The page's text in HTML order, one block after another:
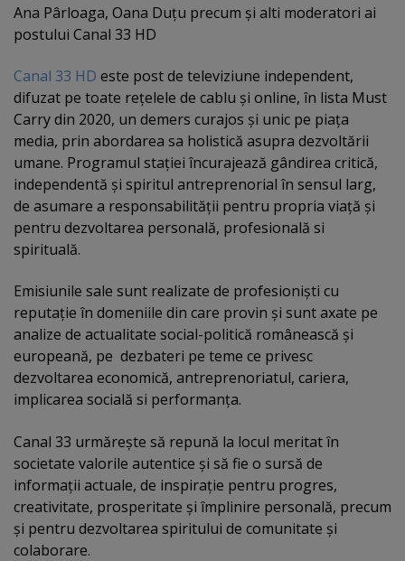
Ana Pârloaga, Oana Duţu precum şi alti moderatori ai
postului Canal 33 HD
Canal 33 HD este post de televiziune independent,
difuzat pe toate reţelele de cablu şi online, în lista Must
Carry din 2020, un demers curajos şi unic pe piaţa
media, prin abordarea sa holistică asupra dezvoltării
umane. Programul staţiei încurajează gândirea critică,
independentă şi spiritul antreprenorial în sensul larg,
de asumare a responsabilităţii pentru propria viaţă şi
pentru dezvoltarea personală, profesională si
spirituală.
Emisiunile sale sunt realizate de profesionişti cu
reputaţie în domeniile din care provin şi sunt axate pe
analize de actualitate social-politică românească şi
europeană, pe dezbateri pe teme ce privesc
dezvoltarea economică, antreprenoriatul, cariera,
implicarea socială si performanţa.
Canal 33 urmăreşte să repună la locul meritat în
societate valorile autentice şi să fie o sursă de
informaţii actuale, de inspiraţie pentru progres,
creativitate, prosperitate şi împlinire personală, precum
şi pentru dezvoltarea spiritului de comunitate şi
colaborare.